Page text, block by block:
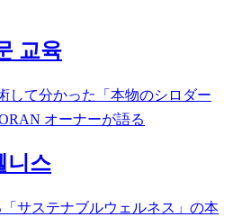
교육
して分かった「本物のシロダー
オーナーが語る
니스
サステナブルウェルネス」の本